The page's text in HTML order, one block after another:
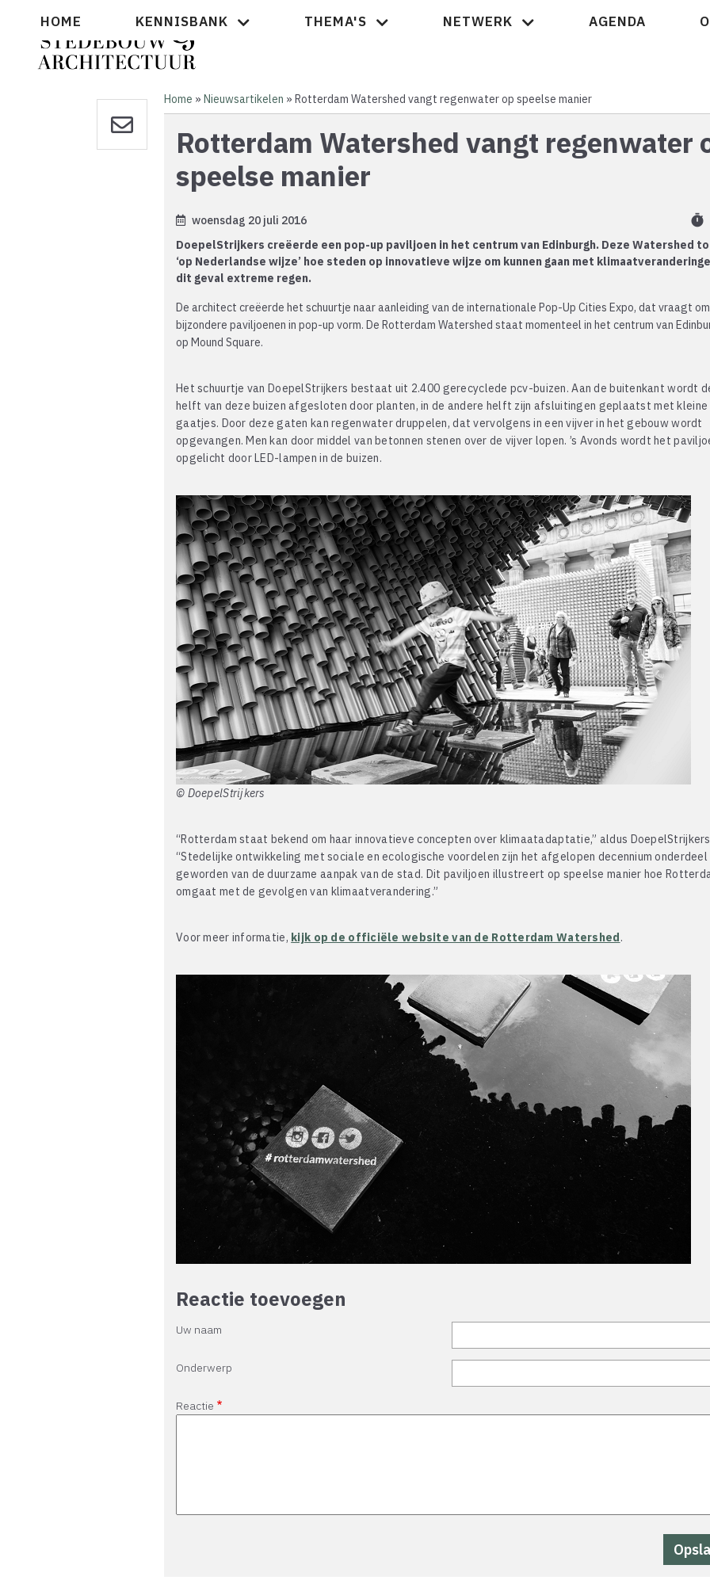
Hoofdnavigatie
HOME KENNISBANK THEMA'S NETWERK AGENDA
Home Nieuwsartikelen Rotterdam Watershed vangt regenwater op speelse manier
Rotterdam Watershed vangt regenwater
speelse manier
woensdag 20 juli 2016 timer
DoepelStrijkers creëerde een pop-up paviljoen in het centrum van Edinburgh. Deze Watershed
‘op Nederlandse wijze’ hoe steden op innovatieve wijze om kunnen gaan met
dit geval extreme regen.
De architect creëerde het schuurtje naar aanleiding van de internationale Pop-Up Cities Expo, dat vraagt om
bijzondere paviljoenen in pop-up vorm. De Rotterdam Watershed staat momenteel in het centrum van
op Mound Square.
Het schuurtje van DoepelStrijkers bestaat uit 2.400 gerecyclede pcv-buizen. Aan de buitenkant wordt
helft van deze buizen afgesloten door planten, in de andere helft zijn afsluitingen geplaatst met kleine
gaatjes. Door deze gaten kan regenwater druppelen, dat vervolgens in een vijver in het gebouw wordt
opgevangen. Men kan door middel van betonnen stenen over de vijver lopen. ’s Avonds wordt het
opgelicht door LED-lampen in de buizen.
© DoepelStrijkers
“Rotterdam staat bekend om haar innovatieve concepten over klimaatadaptatie,” aldus
“Stedelijke ontwikkeling met sociale en ecologische voordelen zijn het afgelopen decennium onderdeel
geworden van de duurzame aanpak van de stad. Dit paviljoen illustreert op speelse manier hoe
omgaat met de gevolgen van klimaatverandering.”
Voor meer informatie, kijk op de officiële website van de Rotterdam Watershed.
Reactie toevoegen
Uw naam
Onderwerp
Reactie